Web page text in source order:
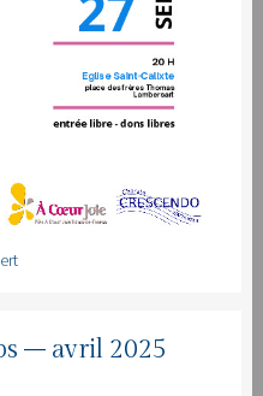
– avril 2025